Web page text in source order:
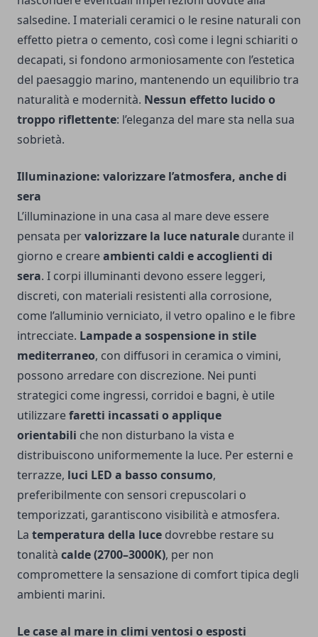
salsedine. I materiali ceramici o le resine naturali con
effetto pietra o cemento, così come i legni schiariti o
decapati, si fondono armoniosamente con l’estetica
del paesaggio marino, mantenendo un equilibrio tra
naturalità e modernità. Nessun effetto lucido o
troppo riflettente: l’eleganza del mare sta nella sua
sobrietà.
Illuminazione: valorizzare l’atmosfera, anche di
sera
L’illuminazione in una casa al mare deve essere
pensata pervalorizzare la luce naturale durante il
giorno e creareambienti caldi e accoglienti di
sera. I corpi illuminanti devono essere leggeri,
discreti, con materiali resistenti alla corrosione,
come l’alluminio verniciato, il vetro opalino e le fibre
intrecciate. Lampade a sospensione in stile
mediterraneo, con diffusori in ceramica o vimini,
possono arredare con discrezione. Nei punti
strategici come ingressi, corridoi e bagni, è utile
utilizzarefaretti incassati o applique
orientabili che non disturbano la vista e
distribuiscono uniformemente la luce. Per esterni e
terrazze, luci LED a basso consumo,
preferibilmente con sensori crepuscolari o
temporizzati, garantiscono visibilità e atmosfera.
La temperatura della luce dovrebbe restare su
tonalità calde (2700–3000K), per non
compromettere la sensazione di comfort tipica degli
ambienti marini.
Le case al mare in climi ventosi o esposti